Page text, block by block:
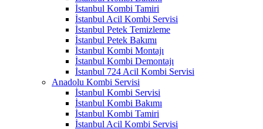
İstanbul Kombi Tamiri
İstanbul Acil Kombi Servisi
İstanbul Petek Temizleme
İstanbul Petek Bakımı
İstanbul Kombi Montajı
İstanbul Kombi Demontajı
İstanbul 724 Acil Kombi Servisi
Anadolu Kombi Servisi
İstanbul Kombi Servisi
İstanbul Kombi Bakımı
İstanbul Kombi Tamiri
İstanbul Acil Kombi Servisi